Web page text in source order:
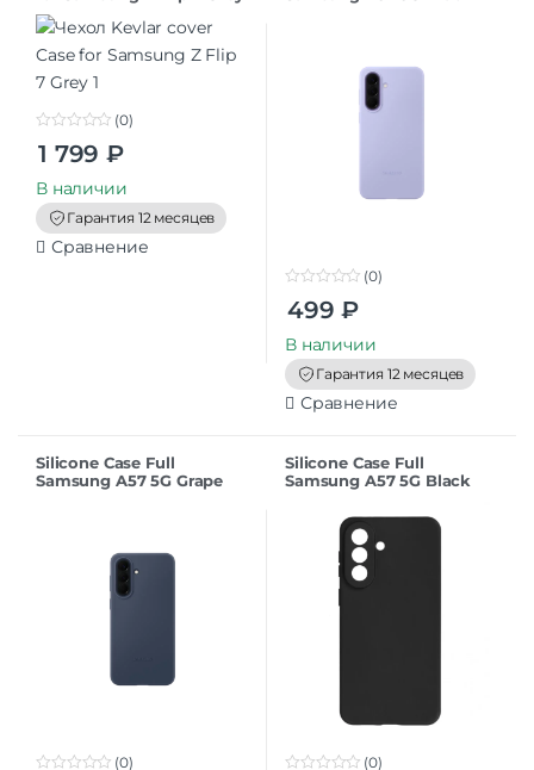
t
o
f
5
(0)
1 799 ₽
В наличии
Гарантия 12 месяцев
Сравнение
o
t
o
f
5
(0)
499 ₽
В наличии
Гарантия 12 месяцев
Сравнение
Silicone Case Full
Samsung A57 5G Grape
(0)
Silicone Case Full
Samsung A57 5G Black
(0)